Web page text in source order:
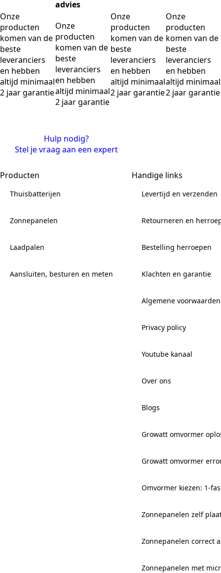
Onze
producten
komen van de
beste
leveranciers
en hebben
altijd minimaal
2 jaar garantie
advies
Onze
producten
komen van de
beste
leveranciers
en hebben
altijd minimaal
2 jaar garantie
Onze
producten
komen van de
beste
leveranciers
en hebben
altijd minimaal
2 jaar garantie
Onze
producten
komen van de
beste
leveranciers
en hebben
altijd minimaal
2 jaar garantie
Hulp nodig?
Stel je vraag aan een expert
Producten
Thuisbatterijen
Zonnepanelen
Laadpalen
Aansluiten, besturen en meten
Handige links
Levertijd en verzenden
Retourneren en
Bestelling herroepen
Klachten en garantie
Algemene voorwaarden
Privacy policy
Youtube kanaal
Over ons
Blogs
Growatt omvormer
Growatt omvormer
Omvormer kiezen: 1-
Zonnepanelen zelf
Zonnepanelen correct
Zonnepanelen met